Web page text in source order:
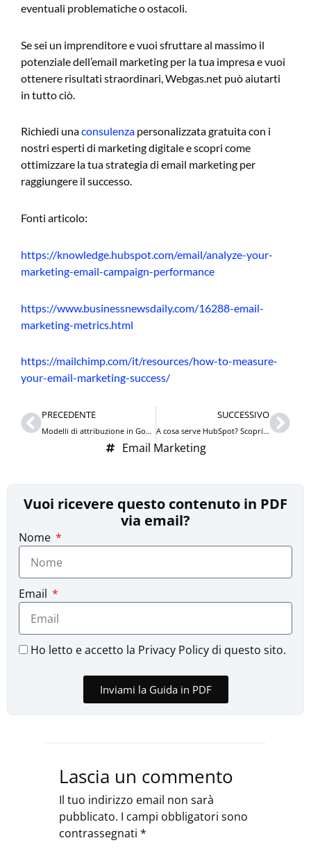
eventuali problematiche o ostacoli.
Se sei un imprenditore e vuoi sfruttare al massimo il
potenziale dell’email marketing per la tua impresa e vuoi
ottenere risultati straordinari, Webgas.net può aiutarti
in tutto ciò.
Richiedi unaconsulenza personalizzata gratuita con i
nostri esperti di marketing digitale e scopri come
ottimizzare la tua strategia di email marketing per
raggiungere il successo.
Fonti articolo:
https://knowledge.hubspot.com/email/analyze-your-
marketing-email-campaign-performance
https://www.businessnewsdaily.com/16288-email-
marketing-metrics.html
https://mailchimp.com/it/resources/how-to-measure-
your-email-marketing-success/
Precedente
PRECEDENTE
Modelli di attribuzione in Google Analytics 4: Guida all’analisi delle conversioni
SUCCESSIVO
A cosa serve HubSpot? Scopri Costi, Funzionalità e Utilizzo
Email Marketing
Vuoi ricevere questo contenuto in PDF
via email?
Nome
Email
Ho letto e accetto la Privacy Policy di questo sito.
Inviami la Guida in PDF
Lascia un commento
Il tuo indirizzo email non sarà
pubblicato. I campi obbligatori sono
contrassegnati *